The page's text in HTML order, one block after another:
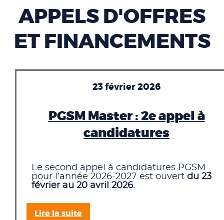
APPELS D'OFFRES
ET FINANCEMENTS
23 février 2026
PGSM Master : 2e appel à
candidatures
Le second appel à candidatures PGSM
pour l’année 2026-2027 est ouvert du 23
février au 20 avril 2026.
Lire la suite